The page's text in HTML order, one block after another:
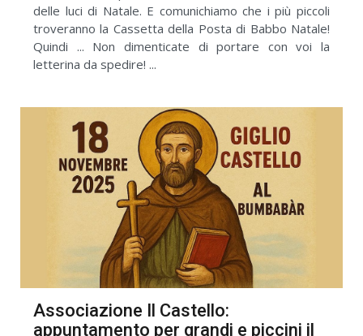
delle luci di Natale. E comunichiamo che i più piccoli
troveranno la Cassetta della Posta di Babbo Natale!
Quindi ... Non dimenticate di portare con voi la
letterina da spedire! ...
Associazione Il Castello:
appuntamento per grandi e piccini il